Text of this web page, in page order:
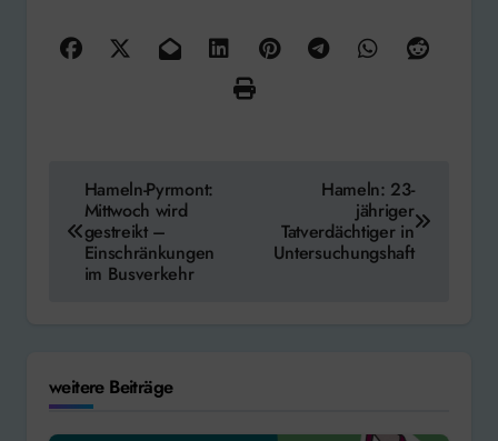
Hameln-Pyrmont:
Mittwoch wird
gestreikt –
Einschränkungen
im Busverkehr
Hameln: 23-
jähriger
Tatverdächtiger in
Untersuchungshaft
weitere Beiträge